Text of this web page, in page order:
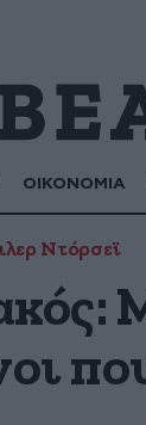
ΟΙΚΟΝΟΜΙΑ
Ντόρσεϊ